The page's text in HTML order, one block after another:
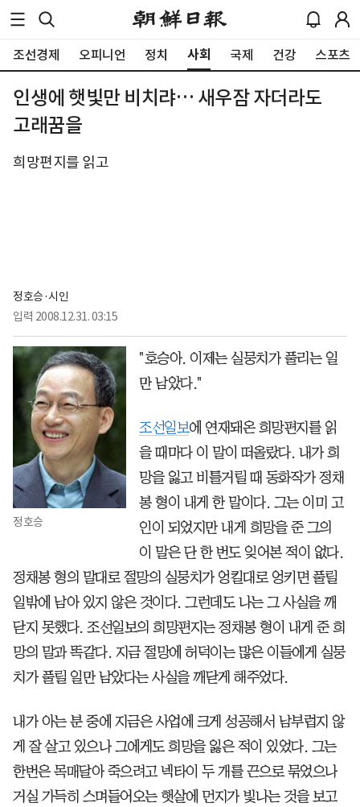
조선경제 오피니언 정치 사회 국제 건강 스포츠
인생에 햇빛만 비치랴… 새우잠 자더라도
고래꿈을
희망편지를 읽고
정호승·시인
입력 2008.12.31. 03:15
정호승
"호승아. 이제는 실뭉치가 풀리는 일
만 남았다."
조선일보에 연재돼온 희망편지를 읽
을 때마다 이 말이 떠올랐다. 내가 희
망을 잃고 비틀거릴 때 동화작가 정채
봉 형이 내게 한 말이다. 그는 이미 고
인이 되었지만 내게 희망을 준 그의
이 말은 단 한 번도 잊어본 적이 없다.
정채봉 형의 말대로 절망의 실뭉치가 엉킬대로 엉키면 풀릴
일밖에 남아 있지 않은 것이다. 그런데도 나는 그 사실을 깨
닫지 못했다. 조선일보의 희망편지는 정채봉 형이 내게 준 희
망의 말과 똑같다. 지금 절망에 허덕이는 많은 이들에게 실뭉
치가 풀릴 일만 남았다는 사실을 깨닫게 해주었다.
내가 아는 분 중에 지금은 사업에 크게 성공해서 남부럽지 않
게 잘 살고 있으나 그에게도 희망을 잃은 적이 있었다. 그는
한번은 목매달아 죽으려고 넥타이 두 개를 끈으로 묶었으나
거실 가득히 스며들어오는 햇살에 먼지가 빛나는 것을 보고